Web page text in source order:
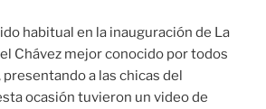
habitual en la inauguración de La
Chávez mejor conocido por todos
presentando a las chicas del
ocasión tuvieron un video de